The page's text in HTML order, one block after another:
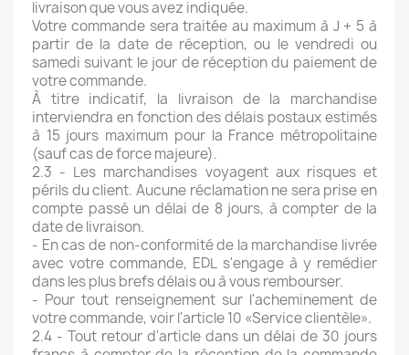
livraison que vous avez indiquée.
Votre commande sera traitée au maximum à J + 5 à
partir de la date de réception, ou le vendredi ou
samedi suivant le jour de réception du paiement de
votre commande.
À titre indicatif, la livraison de la marchandise
interviendra en fonction des délais postaux estimés
à 15 jours maximum pour la France métropolitaine
(sauf cas de force majeure).
2.3 - Les marchandises voyagent aux risques et
périls du client. Aucune réclamation ne sera prise en
compte passé un délai de 8 jours, à compter de la
date de livraison.
- En cas de non-conformité de la marchandise livrée
avec votre commande, EDL s'engage à y remédier
dans les plus brefs délais ou à vous rembourser.
- Pour tout renseignement sur l'acheminement de
votre commande, voir l'article 10 «Service clientèle».
2.4 - Tout retour d'article dans un délai de 30 jours